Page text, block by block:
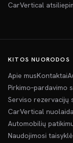
CarVertical
KITOS NUORODOS
Apie musKontaktai
Pirkimo–pardavimo
Serviso rezervacijų
CarVertical nuolaida
Automobilių
Naudojimosi